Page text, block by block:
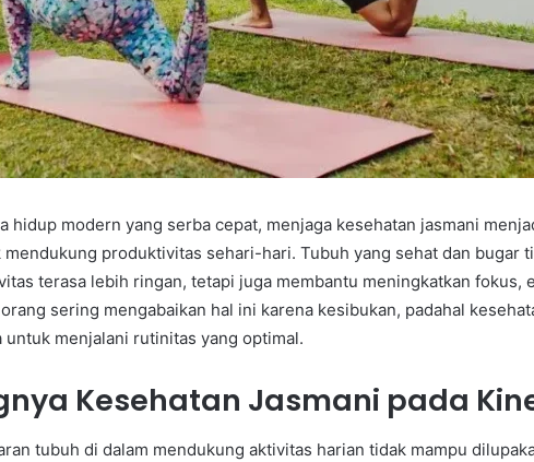
hidup modern yang serba cepat, menjaga kesehatan jasmani
produktivitas sehari-hari. Tubuh yang sehat dan bugar
terasa lebih ringan, tetapi juga membantu meningkatkan fokus,
sering mengabaikan hal ini karena kesibukan, padahal
untuk menjalani rutinitas yang optimal.
Kesehatan Jasmani pada
tubuh di dalam mendukung aktivitas harian tidak mampu